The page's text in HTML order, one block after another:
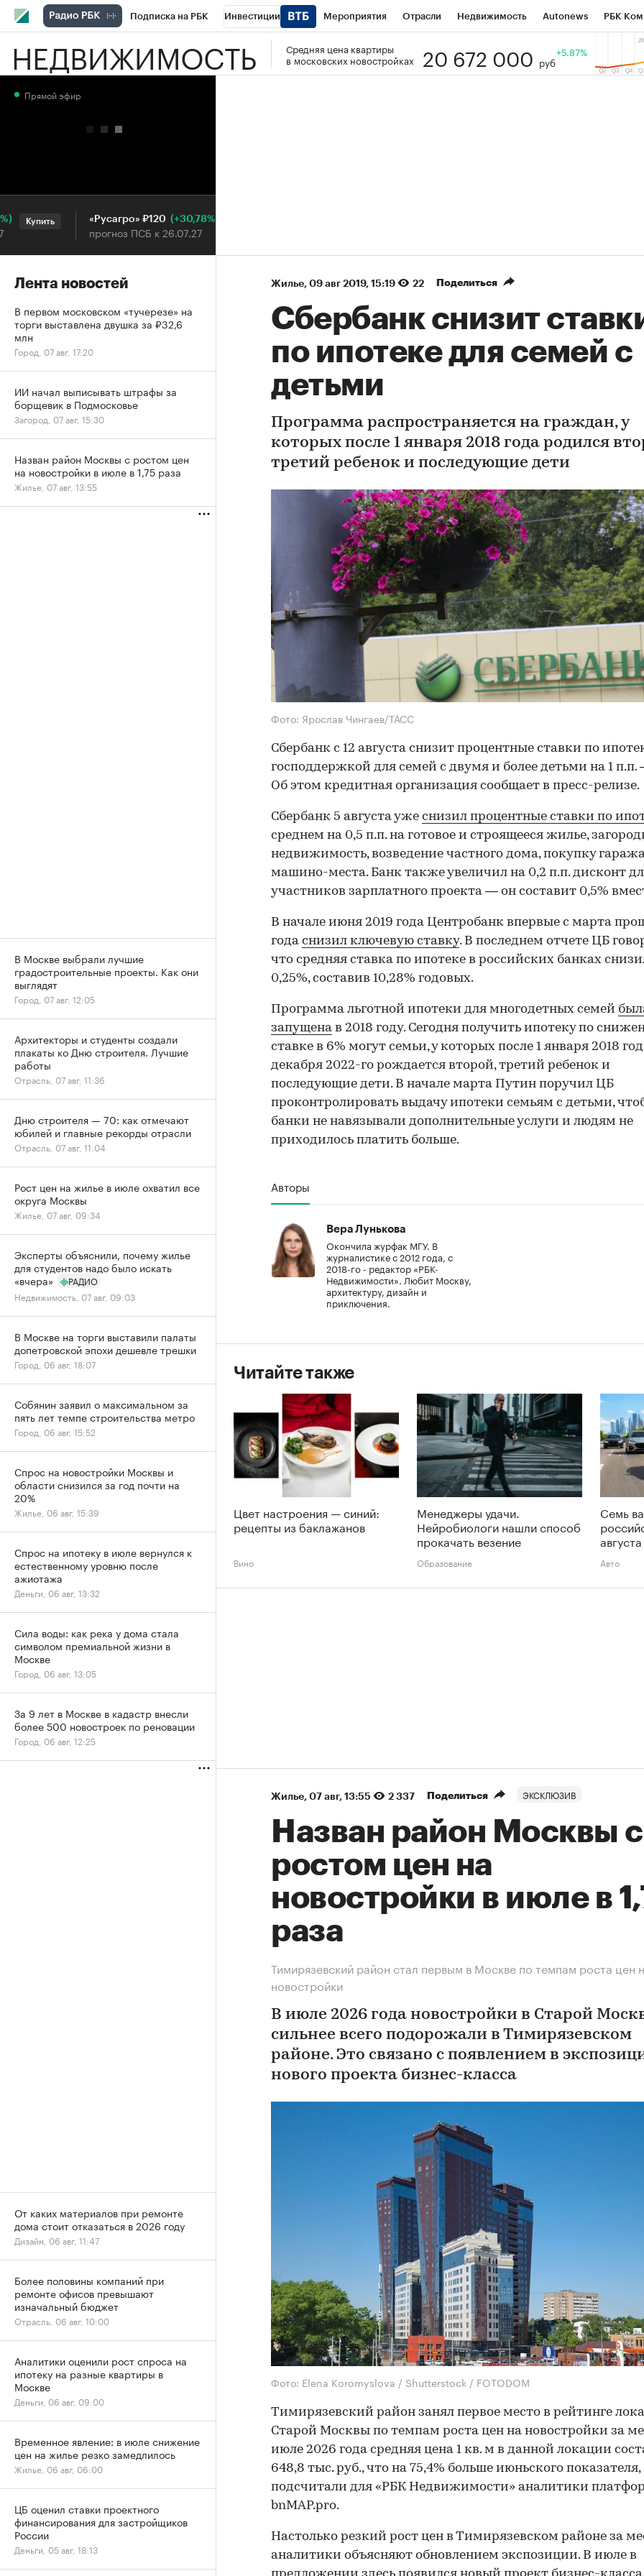
Подписка на РБК Инвестиции Мероприятия Отрасли Недвижимость Autonews РБК
РБК Вино Спорт Школа управления РБК РБК Образование Тренды
НЕДВИЖИМОСТЬ
Средняя цена квартиры
в московских новостройках
20 672 000 руб
+5.87%
Жилье⁠, 09 авг 2019, 15:19 22 Поделиться
Сбербанк снизит
по ипотеке для семей с
детьми
Программа распространяется на граждан, у
которых после 1 января 2018 года родился
третий ребенок и последующие дети
Фото: Ярослав Чингаев/ТАСС
Сбербанк с 12 августа снизит процентные ставки по
господдержкой для семей с двумя и более детьми на 1 п.п.
Об этом кредитная организация сообщает в пресс-релизе.
Сбербанк 5 августа уже снизил процентные ставки по
среднем на 0,5 п.п. на готовое и строящееся жилье,
недвижимость, возведение частного дома, покупку
машино-места. Банк также увеличил на 0,2 п.п. дисконт
участников зарплатного проекта — он составит 0,5%
В начале июня 2019 года Центробанк впервые с марта
года снизил ключевую ставку. В последнем отчете ЦБ
что средняя ставка по ипотеке в российских банках
0,25%, составив 10,28% годовых.
Программа льготной ипотеки для многодетных семей
запущена в 2018 году. Сегодня получить ипотеку по
ставке в 6% могут семьи, у которых после 1 января 2018
декабря 2022-го рождается второй, третий ребенок и
последующие дети. В начале марта Путин поручил ЦБ
проконтролировать выдачу ипотеки семьям с детьми,
банки не навязывали дополнительные услуги и людям не
приходилось платить больше.
Авторы
Вера Лунькова
Окончила журфак МГУ. В
журналистике с 2012 года, с
2018-го - редактор «РБК-
Недвижимости». Любит Москву,
архитектуру, дизайн и
приключения.
Читайте также
Цвет настроения — синий:
рецепты из баклажанов
Вино
Менеджеры удачи.
Нейробиологи нашли способ
прокачать везение
Образование
Семь
августа
Авто
Жилье⁠, 07 авг, 13:55 2 337 Поделиться ЭКСКЛЮЗИВ
Назван район Москвы с
ростом цен на
новостройки в июле в
раза
Тимирязевский район стал первым в Москве по темпам роста цен
новостройки
В июле 2026 года новостройки в Старой
сильнее всего подорожали в Тимирязевском
районе. Это связано с появлением в
нового проекта бизнес-класса
Фото: Elena Koromyslova / Shutterstock / FOTODOM
Тимирязевский район занял первое место в рейтинге
Старой Москвы по темпам роста цен на новостройки за
июле 2026 года средняя цена 1 кв. м в данной локации
648,8 тыс. руб., что на 75,4% больше июньского показателя,
подсчитали для «РБК Недвижимости» аналитики
bnMAP.pro.
Настолько резкий рост цен в Тимирязевском районе за
аналитики объясняют обновлением экспозиции. В июле в
Прямой эфир
Купить «Русагро» ₽120 (+30,78%)
прогноз ПСБ к 26.07.27
Купить
Лента новостей
В первом московском «тучерезе» на
торги выставлена двушка за ₽32,6
млн
Город, 07 авг, 17:20
ИИ начал выписывать штрафы за
борщевик в Подмосковье
Загород, 07 авг, 15:30
Назван район Москвы с ростом цен
на новостройки в июле в 1,75 раза
Жилье, 07 авг, 13:55
В Москве выбрали лучшие
градостроительные проекты. Как они
выглядят
Город, 07 авг, 12:05
Архитекторы и студенты создали
плакаты ко Дню строителя. Лучшие
работы
Отрасль, 07 авг, 11:36
Дню строителя — 70: как отмечают
юбилей и главные рекорды отрасли
Отрасль, 07 авг, 11:04
Рост цен на жилье в июле охватил все
округа Москвы
Жилье, 07 авг, 09:34
Эксперты объяснили, почему жилье
для студентов надо было искать
«вчера»
РАДИО
Недвижимость, 07 авг, 09:03
В Москве на торги выставили палаты
допетровской эпохи дешевле трешки
Город, 06 авг, 18:07
Собянин заявил о максимальном за
пять лет темпе строительства метро
Город, 06 авг, 15:52
Спрос на новостройки Москвы и
области снизился за год почти на
20%
Жилье, 06 авг, 15:39
Спрос на ипотеку в июле вернулся к
естественному уровню после
ажиотажа
Деньги, 06 авг, 13:32
Сила воды: как река у дома стала
символом премиальной жизни в
Москве
Город, 06 авг, 13:05
За 9 лет в Москве в кадастр внесли
более 500 новостроек по реновации
Город, 06 авг, 12:25
От каких материалов при ремонте
дома стоит отказаться в 2026 году
Дизайн, 06 авг, 11:47
Более половины компаний при
ремонте офисов превышают
изначальный бюджет
Отрасль, 06 авг, 10:00
Аналитики оценили рост спроса на
ипотеку на разные квартиры в
Москве
Деньги, 06 авг, 09:00
Временное явление: в июле снижение
цен на жилье резко замедлилось
Жилье, 06 авг, 06:00
ЦБ оценил ставки проектного
финансирования для застройщиков
России
Деньги, 05 авг, 18:13